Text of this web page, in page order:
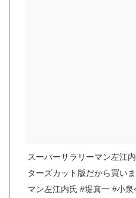
スーパーサラリーマン左江
ターズカット版だから買い
マン左江内氏 #堤真一 #小